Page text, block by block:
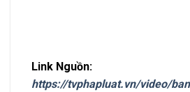
Link Nguồn:
https://tvphapluat.vn/video/